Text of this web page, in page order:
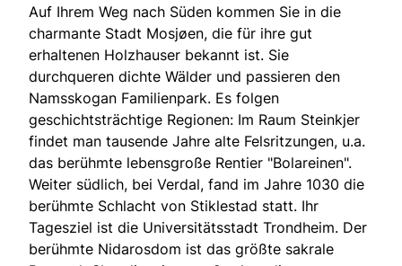
Auf Ihrem Weg nach Süden kommen Sie in die
charmante Stadt Mosjøen, die für ihre gut
erhaltenen Holzhauser bekannt ist. Sie
durchqueren dichte Wälder und passieren den
Namsskogan Familienpark. Es folgen
geschichtsträchtige Regionen: Im Raum Steinkjer
findet man tausende Jahre alte Felsritzungen, u.a.
das berühmte lebensgroße Rentier "Bolareinen".
Weiter südlich, bei Verdal, fand im Jahre 1030 die
berühmte Schlacht von Stiklestad statt. Ihr
Tagesziel ist die Universitätsstadt Trondheim. Der
berühmte Nidarosdom ist das größte sakrale